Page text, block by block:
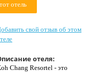
отель
свой отзыв об этом
отеля:
Chang Resortel - это